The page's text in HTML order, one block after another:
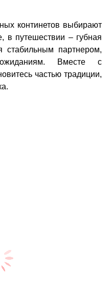
континетов выбирают
в путешествии – губная
стабильным партнером,
Вместе с
частью традиции,